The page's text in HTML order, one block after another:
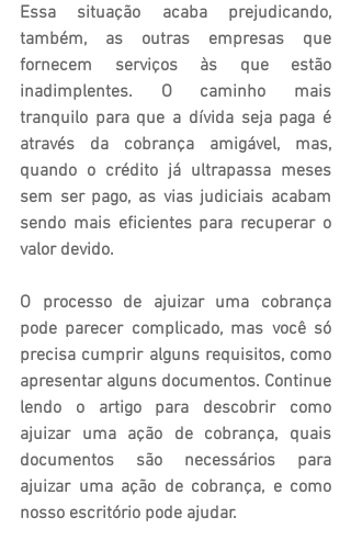
Essa situação acaba prejudicando,
também, as outras empresas que
fornecem serviços às que estão
inadimplentes. O caminho mais
tranquilo para que a dívida seja paga é
através da cobrança amigável, mas,
quando o crédito já ultrapassa meses
sem ser pago, as vias judiciais acabam
sendo mais eficientes para recuperar o
valor devido.
O processo de ajuizar uma cobrança
pode parecer complicado, mas você só
precisa cumprir alguns requisitos, como
apresentar alguns documentos. Continue
lendo o artigo para descobrir como
ajuizar uma ação de cobrança, quais
documentos são necessários para
ajuizar uma ação de cobrança, e como
nosso escritório pode ajudar.